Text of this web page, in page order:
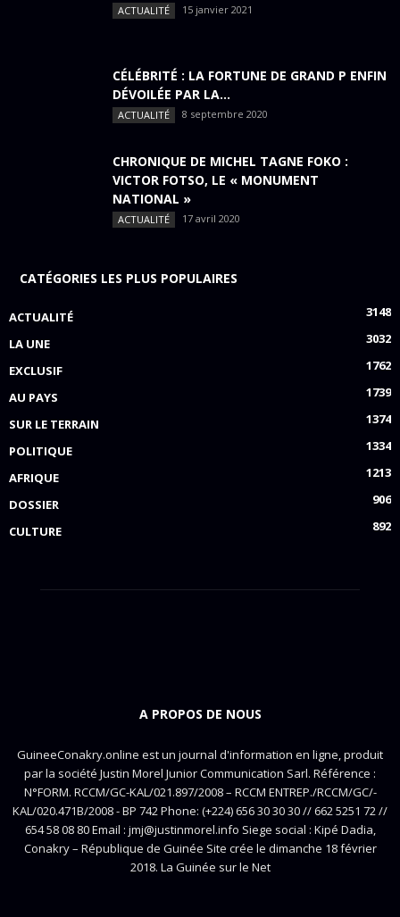
ACTUALITÉ 15 janvier 2021
CÉLÉBRITÉ : LA FORTUNE DE GRAND P ENFIN
DÉVOILÉE PAR LA...
ACTUALITÉ 8 septembre 2020
CHRONIQUE DE MICHEL TAGNE FOKO :
VICTOR FOTSO, LE « MONUMENT
NATIONAL »
ACTUALITÉ 17 avril 2020
CATÉGORIES LES PLUS POPULAIRES
ACTUALITÉ
3148
LA UNE
3032
EXCLUSIF
1762
AU PAYS
1739
SUR LE TERRAIN
1374
POLITIQUE
1334
AFRIQUE
1213
DOSSIER
906
CULTURE
892
A PROPOS DE NOUS
GuineeConakry.online est un journal d'information en ligne, produit
par la société Justin Morel Junior Communication Sarl. Référence :
N°FORM. RCCM/GC-KAL/021.897/2008 – RCCM ENTREP./RCCM/GC/-
KAL/020.471B/2008 - BP 742 Phone: (+224) 656 30 30 30 // 662 5251 72 //
654 58 08 80 Email : jmj@justinmorel.info Siege social : Kipé Dadia,
Conakry – République de Guinée Site crée le dimanche 18 février
2018. La Guinée sur le Net